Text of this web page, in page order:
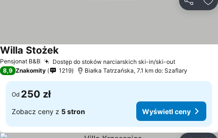
Pensjonat B&B Dostęp do stoków narciarskich ski-in/ski-out
Willa Stożek
8,9 Znakomity 1219 Białka Tatrzańska, 7.1 km do: Szaflary
Od 250 zł
Zobacz ceny z 5 stron Wyświetl ceny